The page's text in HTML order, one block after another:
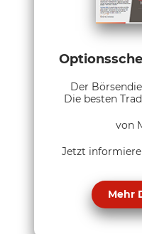
Der
Die besten
von
Jetzt
Mehr